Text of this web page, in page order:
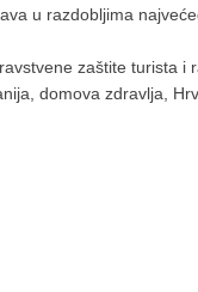
u razdobljima
zaštite turista
domova zdravlja,